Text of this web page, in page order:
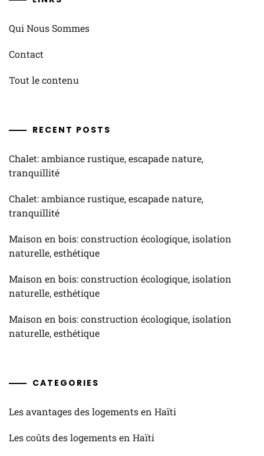
Qui Nous Sommes
Contact
Tout le contenu
RECENT POSTS
Chalet: ambiance rustique, escapade nature,
tranquillité
Chalet: ambiance rustique, escapade nature,
tranquillité
Maison en bois: construction écologique, isolation
naturelle, esthétique
Maison en bois: construction écologique, isolation
naturelle, esthétique
Maison en bois: construction écologique, isolation
naturelle, esthétique
CATEGORIES
Les avantages des logements en Haïti
Les coûts des logements en Haïti